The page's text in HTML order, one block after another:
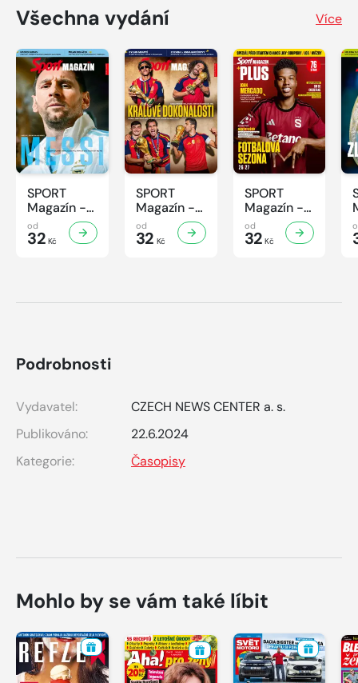
Všechna vydání Více
SPORT
Magazín -
32/2026
od
32 Kč
SPORT
Magazín -
31/2026
od
32 Kč
SPORT
Magazín -
30/2026
od
32 Kč
Podrobnosti
Vydavatel:
CZECH NEWS CENTER a. s.
Publikováno:
22.6.2024
Kategorie:
Časopisy
Mohlo by se vám také líbit